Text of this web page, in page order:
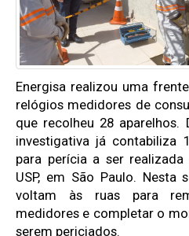
Energisa realizou uma
relógios medidores de
que recolheu 28
investigativa já contabiliza
para perícia a ser
USP, em São Paulo. Nesta
voltam às ruas para
medidores e completar o
serem periciados.